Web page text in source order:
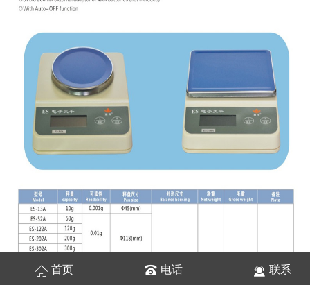
首页 电话 联系